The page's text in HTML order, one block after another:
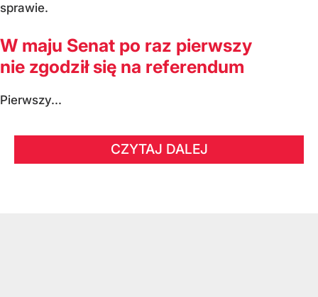
sprawie.
W maju Senat po raz pierwszy
nie zgodził się na referendum
Pierwszy...
CZYTAJ DALEJ